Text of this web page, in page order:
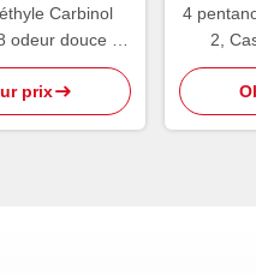
Carbinol
odeur douce de
prix
4
2,